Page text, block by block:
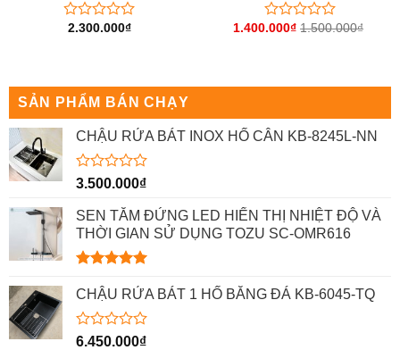
Được
5
sao
2.300.000₫
Được
5
1.400.000₫ 1.500.000₫
SẢN PHẨM BÁN CHẠY
CHẬU RỬA BÁT INOX HỐ CÂN KB-8245L-NN
Được
hạng
0
5
sao
3.500.000₫
SEN TẮM ĐỨNG LED HIỂN THỊ NHIỆT ĐỘ VÀ
THỜI GIAN SỬ DỤNG TOZU SC-OMR616
hạng 5.00
CHẬU RỬA BÁT 1 HỐ BẰNG ĐÁ KB-6045-TQ
Được
6.450.000₫